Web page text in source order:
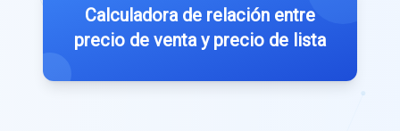
Calculadora de relación entre
precio de venta y precio de lista